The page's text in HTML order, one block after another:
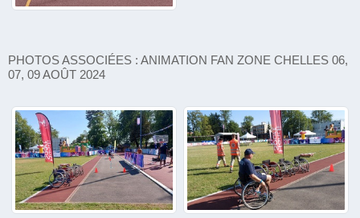
PHOTOS ASSOCIÉES : ANIMATION FAN ZONE CHELLES 06,
07, 09 AOÛT 2024